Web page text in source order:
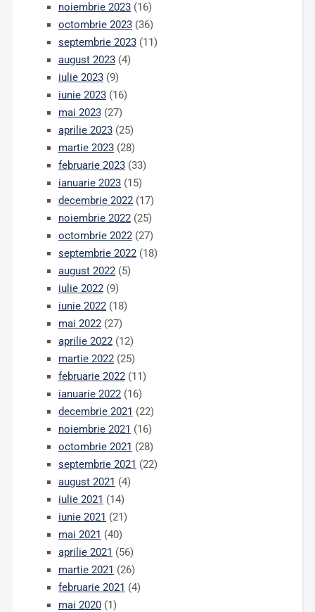
noiembrie 2023(16)
octombrie 2023(36)
septembrie 2023(11)
august 2023(4)
iulie 2023(9)
iunie 2023(16)
mai 2023(27)
aprilie 2023(25)
martie 2023(28)
februarie 2023(33)
ianuarie 2023(15)
decembrie 2022(17)
noiembrie 2022(25)
octombrie 2022(27)
septembrie 2022(18)
august 2022(5)
iulie 2022(9)
iunie 2022(18)
mai 2022(27)
aprilie 2022(12)
martie 2022(25)
februarie 2022(11)
ianuarie 2022(16)
decembrie 2021 (22)
noiembrie 2021 (16)
octombrie 2021 (28)
septembrie 2021 (22)
august 2021 (4)
iulie 2021 (14)
iunie 2021 (21)
mai 2021 (40)
aprilie 2021 (56)
martie 2021 (26)
februarie 2021 (4)
mai 2020(1)